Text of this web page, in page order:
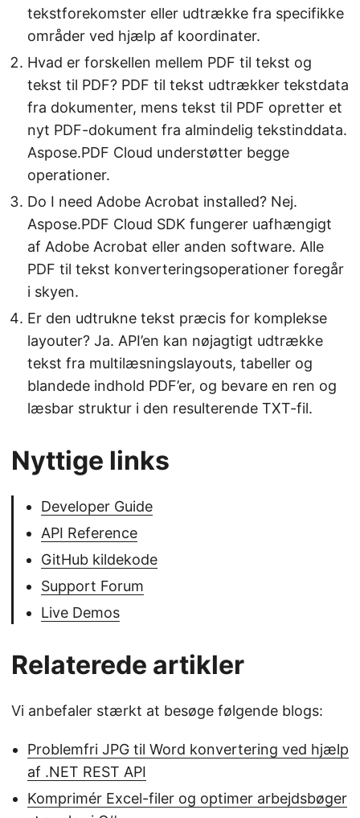
tekstforekomster eller udtrække fra specifikke
områder ved hjælp af koordinater.
Hvad er forskellen mellem PDF til tekst og
tekst til PDF? PDF til tekst udtrækker tekstdata
fra dokumenter, mens tekst til PDF opretter et
nyt PDF-dokument fra almindelig tekstinddata.
Aspose.PDF Cloud understøtter begge
operationer.
Do I need Adobe Acrobat installed? Nej.
Aspose.PDF Cloud SDK fungerer uafhængigt
af Adobe Acrobat eller anden software. Alle
PDF til tekst konverteringsoperationer foregår
i skyen.
Er den udtrukne tekst præcis for komplekse
layouter? Ja. API’en kan nøjagtigt udtrække
tekst fra multilæsningslayouts, tabeller og
blandede indhold PDF’er, og bevare en ren og
læsbar struktur i den resulterende TXT-fil.
Nyttige links
Developer Guide
API Reference
GitHub kildekode
Support Forum
Live Demos
Relaterede artikler
Vi anbefaler stærkt at besøge følgende blogs:
Problemfri JPG til Word konvertering ved hjælp
af .NET REST API
Komprimér Excel-filer og optimer arbejdsbøger